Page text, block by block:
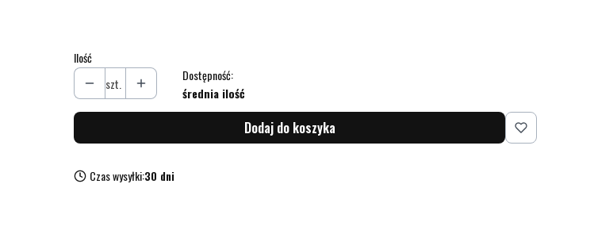
Ilość
szt.
Dostępność:
średnia ilość
Dodaj do koszyka
Czas wysyłki:30 dni